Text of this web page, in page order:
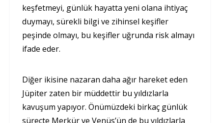
keşfetmeyi, günlük hayatta yeni olana ihtiyaç
duymayı, sürekli bilgi ve zihinsel keşifler
peşinde olmayı, bu keşifler uğrunda risk almayı
ifade eder.
Diğer ikisine nazaran daha ağır hareket eden
Jüpiter zaten bir müddettir bu yıldızlarla
kavuşum yapıyor. Önümüzdeki birkaç günlük
süreçte Merkür ve Venüs’ün de bu yıldızlarla